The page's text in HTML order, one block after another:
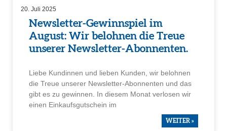
Newsletter-Gewinn­spiel im
August: Wir belohnen die Treue
unserer Newsletter-Abonnenten.
Liebe Kundinnen und lieben Kunden, wir belohnen
die Treue unserer Newsletter-Abonnenten und das
gibt es zu gewinnen. In diesem Monat verlosen wir
einen Einkaufs­gut­schein im
WEITER »
20. Juli 2025